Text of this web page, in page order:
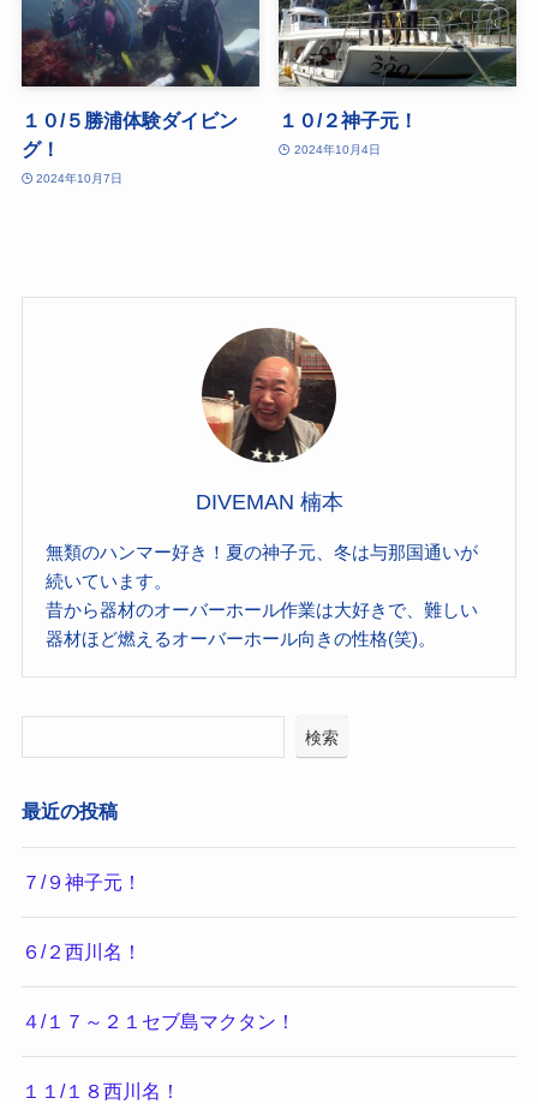
１０/５勝浦体験ダイビン
グ！
2024年10月7日
１０/２神子元！
2024年10月4日
DIVEMAN 楠本
無類のハンマー好き！夏の神子元、冬は与那国通いが
続いています。
昔から器材のオーバーホール作業は大好きで、難しい
器材ほど燃えるオーバーホール向きの性格(笑)。
検索
最近の投稿
７/９神子元！
６/２西川名！
４/１７～２１セブ島マクタン！
１１/１８西川名！